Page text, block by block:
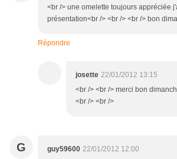
<br /> une omelette toujours appréciée
présentation<br /> <br /> <br /> bon
Répondre
josette 22/01/2012 13:15
<br /> <br /> merci bon
<br /> <br />
G guy59600 22/01/2012 12:00